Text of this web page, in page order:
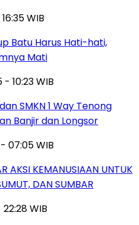
WIB
Batu Harus Hati-hati,
Mati
10:23 WIB
SMKN 1 Way Tenong
Banjir dan Longsor
07:05 WIB
AKSI KEMANUSIAAN UNTUK
DAN SUMBAR
WIB